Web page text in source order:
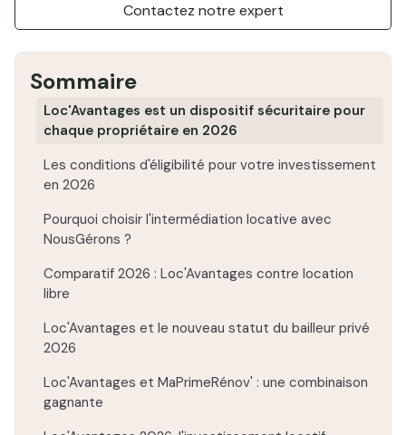
Contactez notre expert
Sommaire
Loc'Avantages est un dispositif sécuritaire pour
chaque propriétaire en 2026
Les conditions d'éligibilité pour votre investissement
en 2026
Pourquoi choisir l'intermédiation locative avec
NousGérons ?
Comparatif 2026 : Loc'Avantages contre location
libre
Loc'Avantages et le nouveau statut du bailleur privé
2026
Loc'Avantages et MaPrimeRénov' : une combinaison
gagnante